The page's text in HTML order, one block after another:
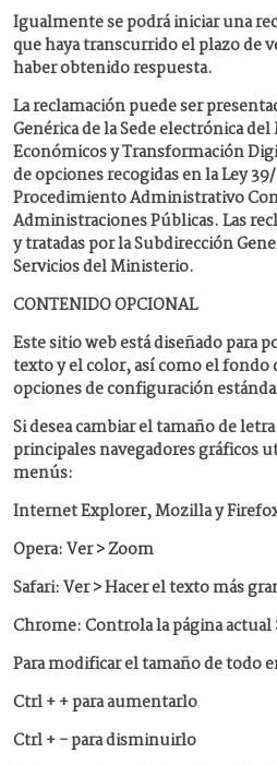
Igualmente se podrá iniciar una
que haya transcurrido el plazo de
haber obtenido respuesta.
La reclamación puede ser
Genérica de la Sede electrónica
Económicos y Transformación
de opciones recogidas en la Ley
Procedimiento Administrativo
Administraciones Públicas. Las
y tratadas por la Subdirección
Servicios del Ministerio.
CONTENIDO OPCIONAL
Este sitio web está diseñado para
texto y el color, así como el fondo
opciones de configuración
Si desea cambiar el tamaño de
principales navegadores gráficos
menús:
Internet Explorer, Mozilla y
Opera: Ver > Zoom
Safari: Ver > Hacer el texto más
Chrome: Controla la página
Para modificar el tamaño de todo
Ctrl + + para aumentarlo
Ctrl + - para disminuirlo